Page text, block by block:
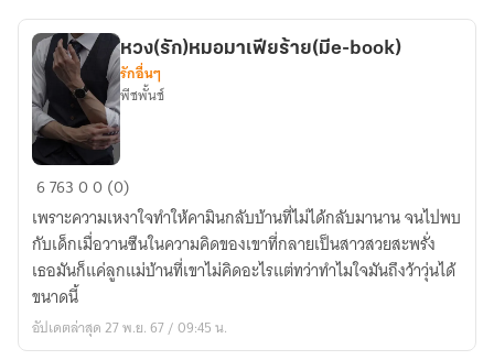
เกลือ
ใน
ยุค
จีน
โบราณ
หวง(รัก)หมอ
ร้าย(มีe-
book)
หวง(รัก)หมอมาเฟียร้าย(มีe-book)
รักอื่นๆ
พีชพั้นช์
676300 (0)
เพราะความเหงาใจทำให้คามินกลับบ้านที่ไม่ได้กลับมานาน จนไปพบ
กับเด็กเมื่อวานซืนในความคิดของเขาที่กลายเป็นสาวสวยสะพรั่ง
เธอมันก็แค่ลูกแม่บ้านที่เขาไม่คิดอะไรแต่ทว่าทำไมใจมันถึงว้าวุ่นได้
ขนาดนี้
อัปเดตล่าสุด 27 พ.ย. 67 / 09:45 น.